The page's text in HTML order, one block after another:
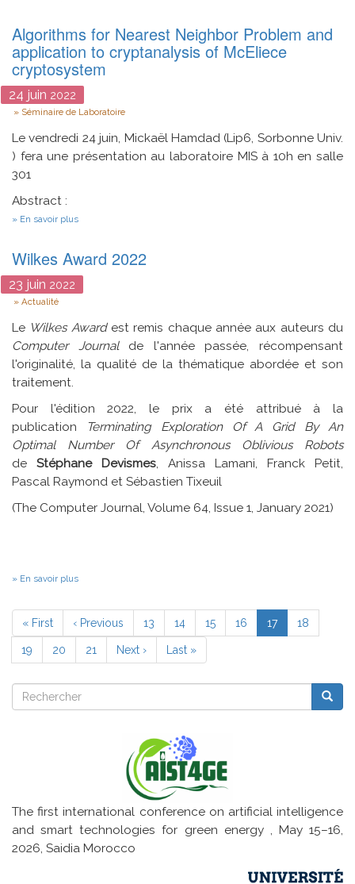
d’une
Intelligence
générale
Artificielle"
JORION
Algorithms for Nearest Neighbor Problem and
application to cryptanalysis of McEliece
cryptosystem
24 juin 2022
Type
Séminaire de Laboratoire
Le vendredi 24 juin, Mickaël Hamdad (Lip6, Sorbonne Univ.
) fera une présentation au laboratoire MIS à 10h en salle
301
Abstract :
En savoir plus
Nearest
Neighbor
and
cryptanalysis
of
cryptosystem
Wilkes Award 2022
23 juin 2022
Type
Actualité
Le Wilkes Awardest remis chaque année aux auteurs du
Computer Journal de l'année passée, récompensant
l'originalité, la qualité de la thématique abordée et son
traitement.
Pour l'édition 2022, le prix a été attribué à la
publication
Terminating Exploration Of A Grid By An
Optimal Number Of Asynchronous Oblivious Robots
de
Stéphane Devismes, Anissa Lamani, Franck Petit,
Pascal Raymond et Sébastien Tixeuil
(The Computer Journal, Volume 64, Issue 1, January 2021)
En savoir plus
Pagination
Première
page
« First
Page
précédente
‹ Previous Page
13 Page
14 Page
15 Page
16
Page
courante
17 Page
18
Page
19 Page
20 Page
21
Page
suivante
Next ›
Dernière
page
Last »
Rechercher
Rechercher
The first international conference on artificial intelligence
and smart technologies for green energy , May 15–16,
2026, Saidia Morocco